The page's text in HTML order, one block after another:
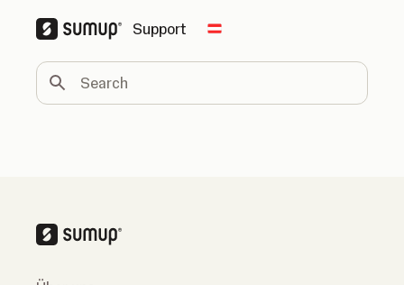
Support Change country
Search